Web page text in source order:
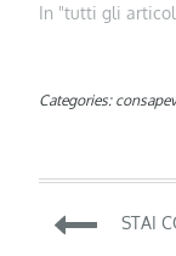
In "tutti gli
Categories:
STAI